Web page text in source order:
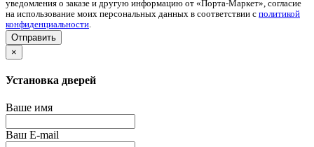
уведомления о заказе и другую информацию от «Порта-Маркет», согласие
на использование моих персональных данных в соответствии с политикой
конфиденциальности
×
Установка дверей
Ваше имя
Ваш E-mail